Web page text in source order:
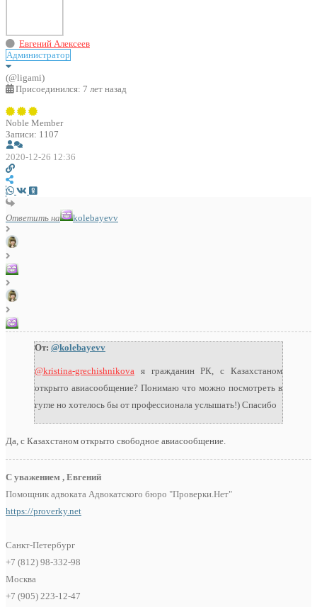
Евгений Алексеев
Администратор
(@ligami)
Присоединился: 7 лет назад
Noble Member
Записи: 1107
2020-12-26 12:36
Ответить на kolebayevv
От: @kolebayevv
@kristina-grechishnikova я гражданин РК, с Казахстаном
открыто авиасообщение? Понимаю что можно посмотреть в
гугле но хотелось бы от профессионала услышать!) Спасибо
Да, с Казахстаном открыто свободное авиасообщение.
С уважением , Евгений
Помощник адвоката Адвокатского бюро "Проверки.Нет"
https://proverky.net
Санкт-Петербург
+7 (812) 98-332-98
Москва
+7 (905) 223-12-47